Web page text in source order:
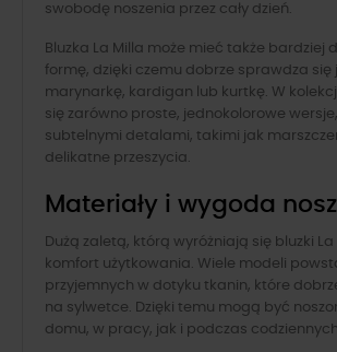
swobodę noszenia przez cały dzień.
Bluzka La Milla może mieć także bardziej
formę, dzięki czemu dobrze sprawdza się
marynarkę, kardigan lub kurtkę. W
się zarówno proste, jednokolorowe
subtelnymi detalami, takimi jak
delikatne przeszycia.
Materiały i wygoda
Dużą zaletą, którą wyróżniają się bluzki La
komfort użytkowania. Wiele modeli
przyjemnych w dotyku tkanin, które
na sylwetce. Dzięki temu mogą być
domu, w pracy, jak i podczas